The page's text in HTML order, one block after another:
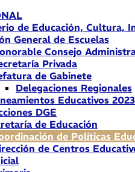
de Educación, Cultura,
General de Escuelas
Consejo
Privada
de Gabinete
Delegaciones Regionales
Educativos
DGE
de Educación
de Políticas
de Centros